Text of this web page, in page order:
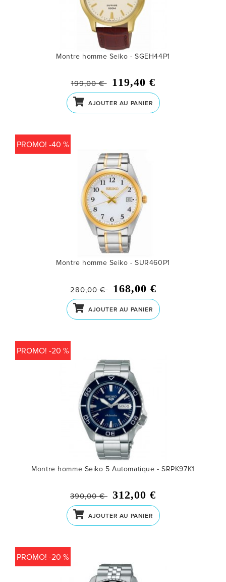
Montre homme Seiko - SGEH44P1
199,00 € 119,40 €
AJOUTER AU PANIER
PROMO! -40 %
Montre homme Seiko - SUR460P1
280,00 € 168,00 €
AJOUTER AU PANIER
PROMO! -20 %
Montre homme Seiko 5 Automatique - SRPK97K1
390,00 € 312,00 €
AJOUTER AU PANIER
PROMO! -20 %